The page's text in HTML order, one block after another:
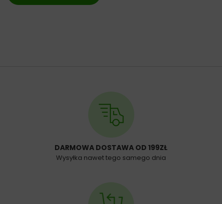
DARMOWA DOSTAWA OD 199ZŁ
Wysyłka nawet tego samego dnia